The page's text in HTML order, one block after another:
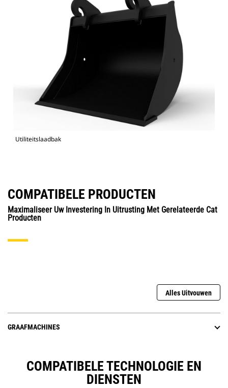
Utiliteitslaadbak
COMPATIBELE PRODUCTEN
Maximaliseer Uw Investering In Uitrusting Met Gerelateerde Cat
Producten
Alles Uitvouwen
GRAAFMACHINES
COMPATIBELE TECHNOLOGIE EN
DIENSTEN